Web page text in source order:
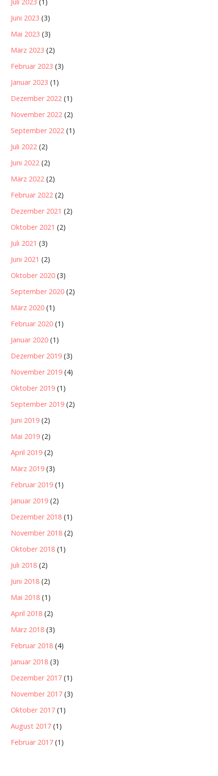
Juli 2023 (1)
Juni 2023 (3)
Mai 2023 (3)
März 2023 (2)
Februar 2023 (3)
Januar 2023 (1)
Dezember 2022 (1)
November 2022 (2)
September 2022 (1)
Juli 2022 (2)
Juni 2022 (2)
März 2022 (2)
Februar 2022 (2)
Dezember 2021 (2)
Oktober 2021 (2)
Juli 2021 (3)
Juni 2021 (2)
Oktober 2020 (3)
September 2020 (2)
März 2020 (1)
Februar 2020 (1)
Januar 2020 (1)
Dezember 2019 (3)
November 2019 (4)
Oktober 2019 (1)
September 2019 (2)
Juni 2019 (2)
Mai 2019 (2)
April 2019 (2)
März 2019 (3)
Februar 2019 (1)
Januar 2019 (2)
Dezember 2018 (1)
November 2018 (2)
Oktober 2018 (1)
Juli 2018 (2)
Juni 2018 (2)
Mai 2018 (1)
April 2018 (2)
März 2018 (3)
Februar 2018 (4)
Januar 2018 (3)
Dezember 2017 (1)
November 2017 (3)
Oktober 2017 (1)
August 2017 (1)
Februar 2017 (1)